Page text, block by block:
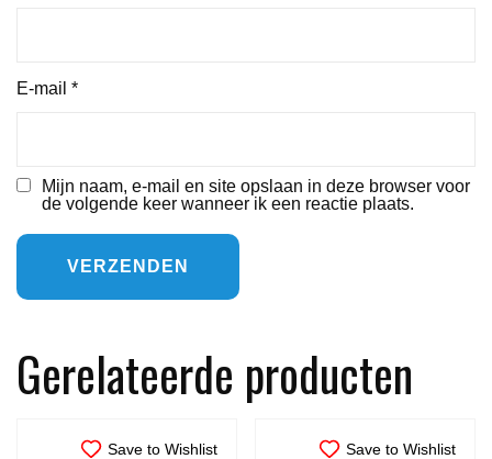
E-mail *
Mijn naam, e-mail en site opslaan in deze browser voor
de volgende keer wanneer ik een reactie plaats.
Gerelateerde producten
Save to Wishlist Save to Wishlist